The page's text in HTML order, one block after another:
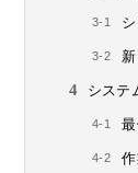
システ